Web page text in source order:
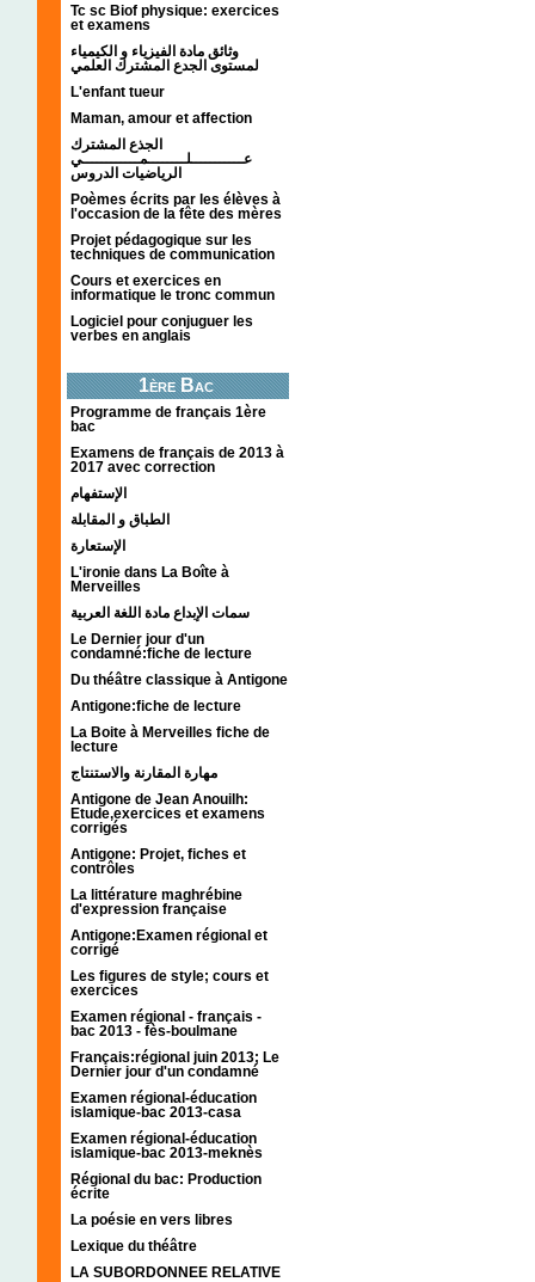
Tc sc Biof physique: exercices
et examens
وثائق مادة الفيزياء و الكيمياء
L'enfant tueur
Maman, amour et affection
الجذع المشترك
عـــــــــــلــــــــمــــــــــــي
الرياضيات الدروس
Poèmes écrits par les élèves à
l'occasion de la fête des mères
Projet pédagogique sur les
techniques de communication
Cours et exercices en
informatique le tronc commun
Logiciel pour conjuguer les
verbes en anglais
1ère Bac
Programme de français 1ère
bac
Examens de français de 2013 à
2017 avec correction
الإستفهام
الطباق و المقابلة
الإستعارة
L'ironie dans La Boîte à
Merveilles
سمات الإبداع مادة اللغة العربية
Le Dernier jour d'un
condamné:fiche de lecture
Du théâtre classique à Antigone
Antigone:fiche de lecture
La Boite à Merveilles fiche de
lecture
مهارة المقارنة والاستنتاج
Antigone de Jean Anouilh:
Etude,exercices et examens
corrigés
Antigone: Projet, fiches et
contrôles
La littérature maghrébine
d'expression française
Antigone:Examen régional et
corrigé
Les figures de style; cours et
exercices
Examen régional - français -
bac 2013 - fès-boulmane
Français:régional juin 2013; Le
Dernier jour d'un condamné
Examen régional-éducation
islamique-bac 2013-casa
Examen régional-éducation
islamique-bac 2013-meknès
Régional du bac: Production
écrite
La poésie en vers libres
Lexique du théâtre
LA SUBORDONNEE RELATIVE